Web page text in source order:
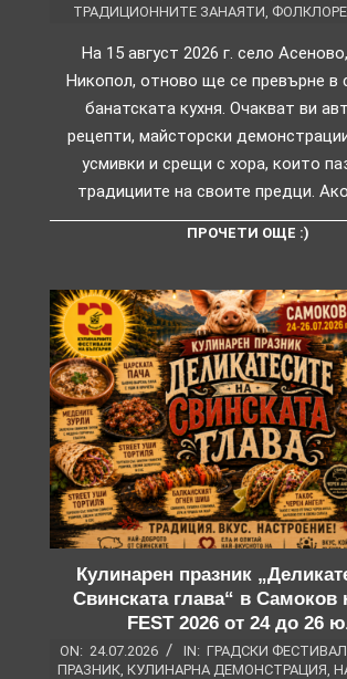
ТРАДИЦИОННИТЕ ЗАНАЯТИ,
На 15 август 2026 г. село
Никопол, отново ще се превърне в
банатската кухня. Очакват ви
рецепти, майсторски
усмивки и срещи с хора, които
традициите на своите предци.
ПРОЧЕТИ ОЩЕ :)
Кулинарен празник
Свинската глава“ в Самоков
FEST 2026 от 24 до 26
ON: 24.07.2026 IN: ГРАДСКИ ФЕСТИВАЛ
ПРАЗНИК КУЛИНАРНА ДЕМОНСТРАЦИЯ